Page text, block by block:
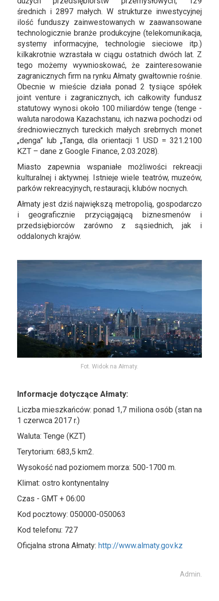
średnich i 2897 małych. W strukturze inwestycyjnej
ilość funduszy zainwestowanych w zaawansowane
technologicznie branże produkcyjne (telekomunikacja,
systemy informacyjne, technologie sieciowe itp.)
kilkakrotnie wzrastała w ciągu ostatnich dwóch lat. Z
tego możemy wywnioskować, że zainteresowanie
zagranicznych firm na rynku Ałmaty gwałtownie rośnie.
Obecnie w mieście działa ponad 2 tysiące spółek
joint venture i zagranicznych, ich całkowity fundusz
statutowy wynosi około 100 miliardów tenge (tenge -
waluta narodowa Kazachstanu, ich nazwa pochodzi od
średniowiecznych tureckich małych srebrnych monet
„denga” lub „Tanga, dla orientacji 1 USD = 321.2100
KZT – dane z Google Finance, 2.03.2028).
Miasto zapewnia wspaniałe możliwości rekreacji
kulturalnej i aktywnej. Istnieje wiele teatrów, muzeów,
parków rekreacyjnych, restauracji, klubów nocnych.
Ałmaty jest dziś największą metropolią, gospodarczo
i geograficznie przyciągającą biznesmenów i
przedsiębiorców zarówno z sąsiednich, jak i
oddalonych krajów.
Fot. Widok na Ałmaty.
Informacje dotyczące Ałmaty:
Liczba mieszkańców: ponad 1,7 miliona osób (stan na
1 czerwca 2017 r.)
Waluta: Tenge (KZT)
Terytorium: 683,5 km2.
Wysokość nad poziomem morza: 500-1700 m.
Klimat: ostro kontynentalny
Czas - GMT + 06:00
Kod pocztowy: 050000-050063
Kod telefonu: 727
Oficjalna strona Ałmaty: http://www.almaty.gov.kz
Admin.